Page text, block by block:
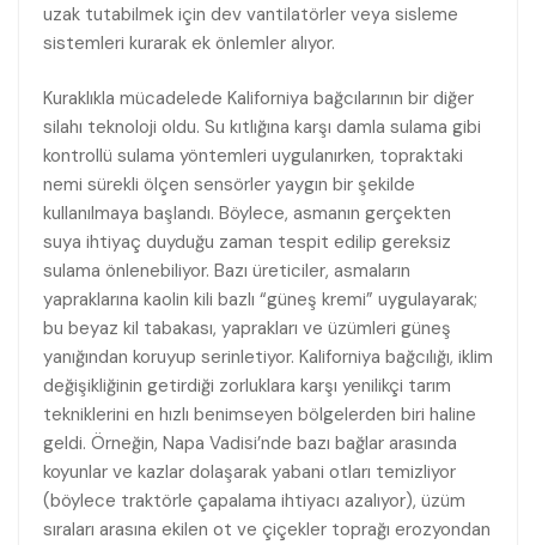
uzak tutabilmek için dev vantilatörler veya sisleme
sistemleri kurarak ek önlemler alıyor.
Kuraklıkla mücadelede Kaliforniya bağcılarının bir diğer
silahı teknoloji oldu. Su kıtlığına karşı damla sulama gibi
kontrollü sulama yöntemleri uygulanırken, topraktaki
nemi sürekli ölçen sensörler yaygın bir şekilde
kullanılmaya başlandı. Böylece, asmanın gerçekten
suya ihtiyaç duyduğu zaman tespit edilip gereksiz
sulama önlenebiliyor. Bazı üreticiler, asmaların
yapraklarına kaolin kili bazlı “güneş kremi” uygulayarak;
bu beyaz kil tabakası, yaprakları ve üzümleri güneş
yanığından koruyup serinletiyor. Kaliforniya bağcılığı, iklim
değişikliğinin getirdiği zorluklara karşı yenilikçi tarım
tekniklerini en hızlı benimseyen bölgelerden biri haline
geldi. Örneğin, Napa Vadisi’nde bazı bağlar arasında
koyunlar ve kazlar dolaşarak yabani otları temizliyor
(böylece traktörle çapalama ihtiyacı azalıyor), üzüm
sıraları arasına ekilen ot ve çiçekler toprağı erozyondan